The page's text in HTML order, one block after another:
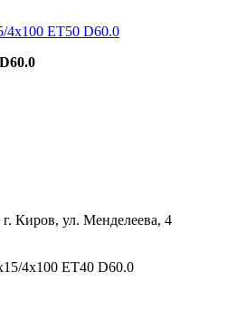
4x100 ET50 D60.0
Киров, ул. Менделеева, 4